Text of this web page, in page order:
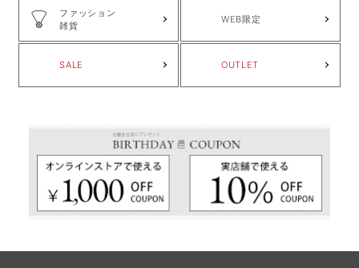
ファッション
雑貨
WEB限定
SALE OUTLET